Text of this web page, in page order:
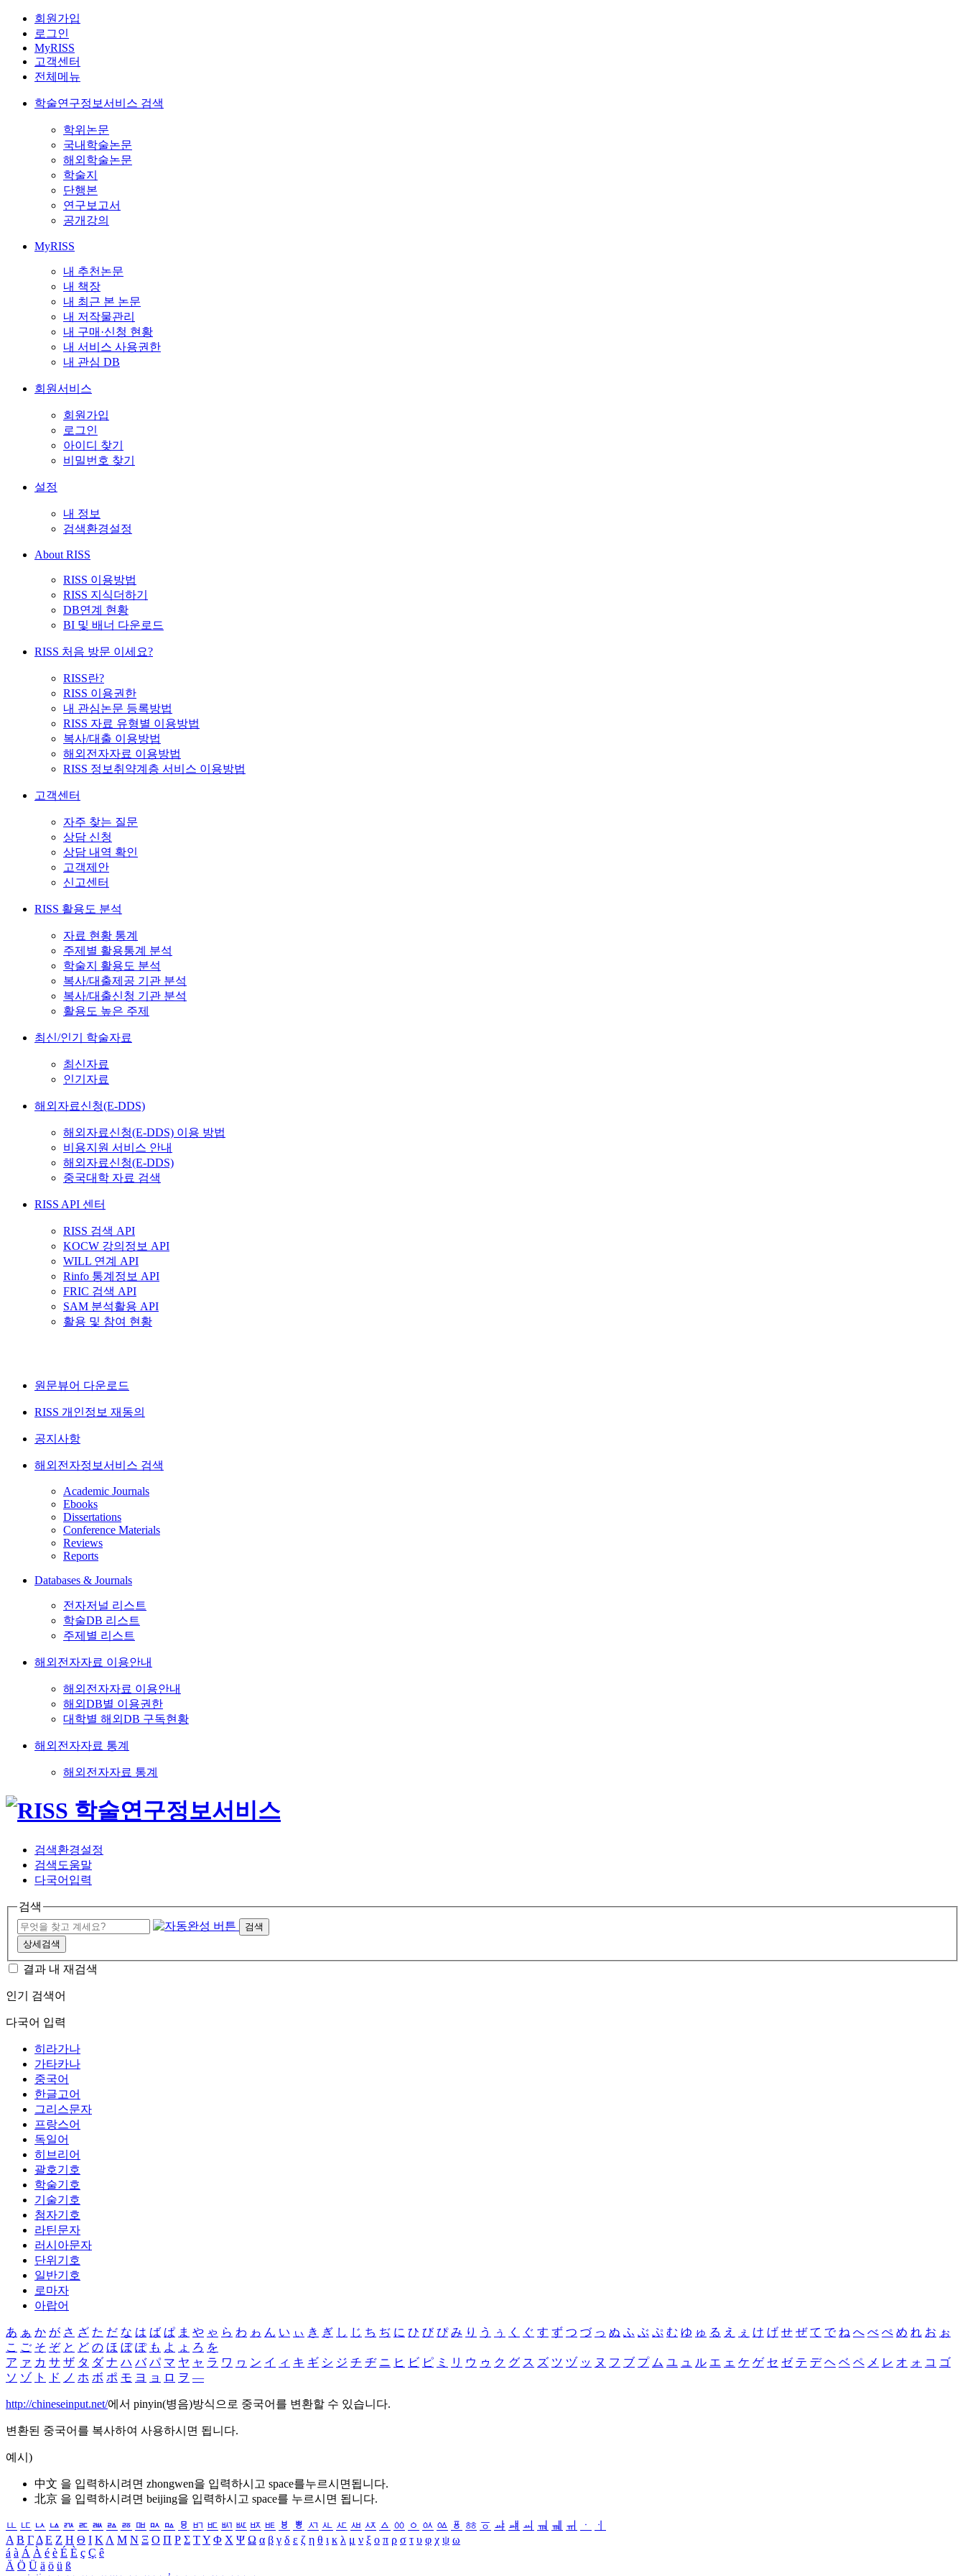
회원가입
로그인
MyRISS
고객센터
전체메뉴
학술연구정보서비스 검색
학위논문
국내학술논문
해외학술논문
학술지
단행본
연구보고서
공개강의
MyRISS
내 추천논문
내 책장
내 최근 본 논문
내 저작물관리
내 구매·신청 현황
내 서비스 사용권한
내 관심 DB
회원서비스
회원가입
로그인
아이디 찾기
비밀번호 찾기
설정
내 정보
검색환경설정
About RISS
RISS 이용방법
RISS 지식더하기
DB연계 현황
BI 및 배너 다운로드
RISS 처음 방문 이세요?
RISS란?
RISS 이용권한
내 관심논문 등록방법
RISS 자료 유형별 이용방법
복사/대출 이용방법
해외전자자료 이용방법
RISS 정보취약계층 서비스 이용방법
고객센터
자주 찾는 질문
상담 신청
상담 내역 확인
고객제안
신고센터
RISS 활용도 분석
자료 현황 통계
주제별 활용통계 분석
학술지 활용도 분석
복사/대출제공 기관 분석
복사/대출신청 기관 분석
활용도 높은 주제
최신/인기 학술자료
최신자료
인기자료
해외자료신청(E-DDS)
해외자료신청(E-DDS) 이용 방법
비용지원 서비스 안내
해외자료신청(E-DDS)
중국대학 자료 검색
RISS API 센터
RISS 검색 API
KOCW 강의정보 API
WILL 연계 API
Rinfo 통계정보 API
FRIC 검색 API
SAM 분석활용 API
활용 및 참여 현황
원문뷰어 다운로드
RISS 개인정보 재동의
공지사항
해외전자정보서비스 검색
Academic Journals
Ebooks
Dissertations
Conference Materials
Reviews
Reports
Databases & Journals
전자저널 리스트
학술DB 리스트
주제별 리스트
해외전자자료 이용안내
해외전자자료 이용안내
해외DB별 이용권한
대학별 해외DB 구독현황
해외전자자료 통계
해외전자자료 통계
검색환경설정
검색도움말
다국어입력
검색
검색
상세검색
결과 내 재검색
인기 검색어
다국어 입력
히라가나
가타카나
중국어
한글고어
그리스문자
프랑스어
독일어
히브리어
괄호기호
학술기호
기술기호
첨자기호
라틴문자
러시아문자
단위기호
일반기호
로마자
아랍어
あ ぁ か が さ ざ た だ な は ば ぱ ま や ゃ ら わ ゎ ん い ぃ き ぎ し じ ち ぢ に ひ び ぴ み り う ぅ く ぐ す ず つ づ っ ぬ ふ ぶ ぷ む ゆ ゅ る え ぇ け げ せ ぜ て で ね へ べ ぺ め れ お ぉ
こ ご そ ぞ と ど の ほ ぼ ぽ も よ ょ ろ を
ア ァ カ サ ザ タ ダ ナ ハ バ パ マ ヤ ャ ラ ワ ヮ ン イ ィ キ ギ シ ジ チ ヂ ニ ヒ ビ ピ ミ リ ウ ゥ ク グ ス ズ ツ ヅ ッ ヌ フ ブ プ ム ユ ュ ル エ ェ ケ ゲ セ ゼ テ デ ヘ ベ ペ メ レ オ ォ コ ゴ
ソ ゾ ト ド ノ ホ ボ ポ モ ヨ ョ ロ ヲ ―
http://chineseinput.net/에서 pinyin(병음)방식으로 중국어를 변환할 수 있습니다.
변환된 중국어를 복사하여 사용하시면 됩니다.
예시)
中文 을 입력하시려면 zhongwen을 입력하시고 space를누르시면됩니다.
北京 을 입력하시려면 beijing을 입력하시고 space를 누르시면 됩니다.
ㅥ ㅦ ㅧ ㅨ ㅩ ㅪ ㅫ ㅬ ㅭ ㅮ ㅯ ㅰ ㅱ ㅲ ㅳ ㅴ ㅵ ㅶ ㅷ ㅸ ㅹ ㅺ ㅻ ㅼ ㅽ ㅾ ㅿ ㆀ ㆁ ㆂ ㆃ ㆄ ㆅ ㆆ ㆇ ㆈ ㆉ ㆊ ㆋ ㆌ ㆍ
ㆎ
Α Β ΓΔ Ε Ζ Η Θ Ι ΚΛ Μ Ν Ξ Ο Π Ρ Σ ΤΥ Φ Χ Ψ Ω α β γ δ ε ζ η θ ι κ λ μ ν ξ ο π ρ σ τ υ φ χ ψ ω
á à Á À é è É È ç Ç ê
Ä Ö Ü ä ö ü ß